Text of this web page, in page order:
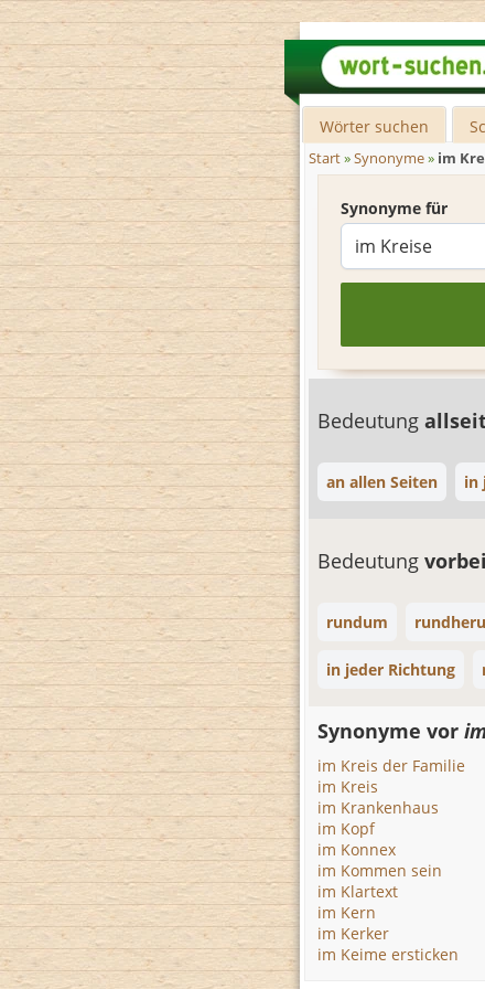
Wörter suchen
Start»Synonyme» im
Synonyme für
Bedeutung
an allen Seiten in
Bedeutung vorbei
rundum
in jeder Richtung
Synonyme vor
im Kreis der Familie
im Kreis
im Krankenhaus
im Kopf
im Konnex
im Kommen sein
im Klartext
im Kern
im Kerker
im Keime ersticken